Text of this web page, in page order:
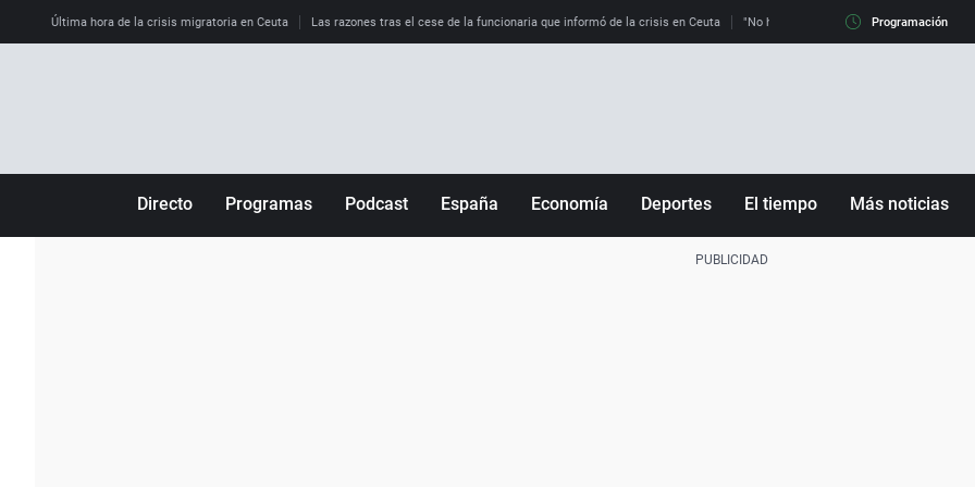
Última hora de la crisis migratoria en Ceuta Las razones tras el cese de la funcionaria que informó de la crisis en Ceuta "No hay mafias, que no nos engañen":
Programación
Directo Programas Podcast España Economía Deportes El tiempo Más noticias